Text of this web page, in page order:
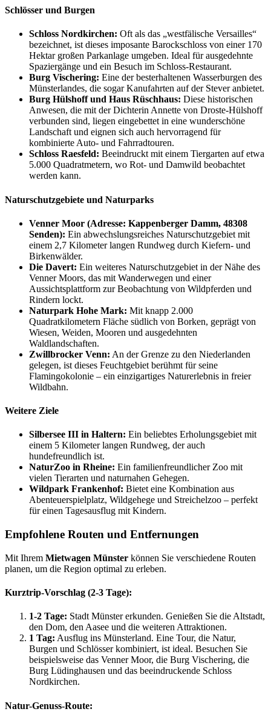
Schlösser und Burgen
Schloss Nordkirchen: Oft als das „westfälische Versailles“
bezeichnet, ist dieses imposante Barockschloss von einer 170
Hektar großen Parkanlage umgeben. Ideal für ausgedehnte
Spaziergänge und ein Besuch im Schloss-Restaurant.
Burg Vischering: Eine der besterhaltenen Wasserburgen des
Münsterlandes, die sogar Kanufahrten auf der Stever anbietet.
Burg Hülshoff und Haus Rüschhaus: Diese historischen
Anwesen, die mit der Dichterin Annette von Droste-Hülshoff
verbunden sind, liegen eingebettet in eine wunderschöne
Landschaft und eignen sich auch hervorragend für
kombinierte Auto- und Fahrradtouren.
Schloss Raesfeld: Beeindruckt mit einem Tiergarten auf etwa
5.000 Quadratmetern, wo Rot- und Damwild beobachtet
werden kann.
Naturschutzgebiete und Naturparks
Venner Moor (Adresse: Kappenberger Damm, 48308
Senden): Ein abwechslungsreiches Naturschutzgebiet mit
einem 2,7 Kilometer langen Rundweg durch Kiefern- und
Birkenwälder.
Die Davert: Ein weiteres Naturschutzgebiet in der Nähe des
Venner Moors, das mit Wanderwegen und einer
Aussichtsplattform zur Beobachtung von Wildpferden und
Rindern lockt.
Naturpark Hohe Mark: Mit knapp 2.000
Quadratkilometern Fläche südlich von Borken, geprägt von
Wiesen, Weiden, Mooren und ausgedehnten
Waldlandschaften.
Zwillbrocker Venn: An der Grenze zu den Niederlanden
gelegen, ist dieses Feuchtgebiet berühmt für seine
Flamingokolonie – ein einzigartiges Naturerlebnis in freier
Wildbahn.
Weitere Ziele
Silbersee III in Haltern: Ein beliebtes Erholungsgebiet mit
einem 5 Kilometer langen Rundweg, der auch
hundefreundlich ist.
NaturZoo in Rheine: Ein familienfreundlicher Zoo mit
vielen Tierarten und naturnahen Gehegen.
Wildpark Frankenhof: Bietet eine Kombination aus
Abenteuerspielplatz, Wildgehege und Streichelzoo – perfekt
für einen Tagesausflug mit Kindern.
Empfohlene Routen und Entfernungen
Mit Ihrem Mietwagen Münster können Sie verschiedene Routen
planen, um die Region optimal zu erleben.
Kurztrip-Vorschlag (2-3 Tage):
1-2 Tage: Stadt Münster erkunden. Genießen Sie die Altstadt,
den Dom, den Aasee und die weiteren Attraktionen.
1 Tag: Ausflug ins Münsterland. Eine Tour, die Natur,
Burgen und Schlösser kombiniert, ist ideal. Besuchen Sie
beispielsweise das Venner Moor, die Burg Vischering, die
Burg Lüdinghausen und das beeindruckende Schloss
Nordkirchen.
Natur-Genuss-Route: